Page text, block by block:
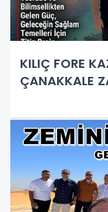
KILIÇ FORE
ÇANAKKALE